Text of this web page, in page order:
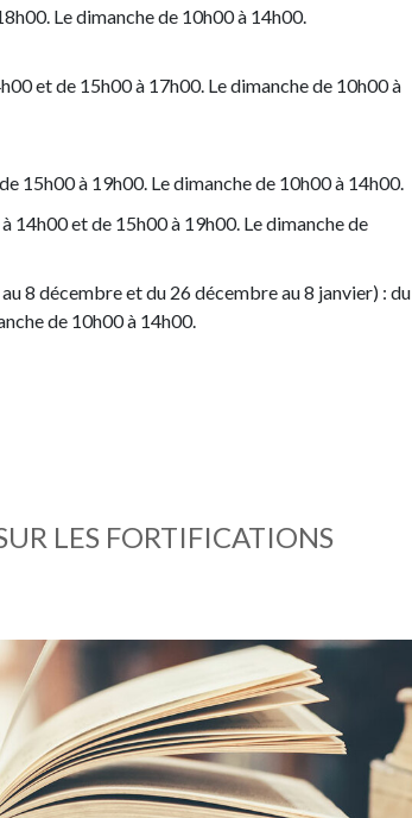
Le dimanche de 10h00 à 14h00.
et de 15h00 à 17h00. Le dimanche de 10h00 à
15h00 à 19h00. Le dimanche de 10h00 à 14h00.
14h00 et de 15h00 à 19h00. Le dimanche de
8 décembre et du 26 décembre au 8 janvier) : du
de 10h00 à 14h00.
LES FORTIFICATIONS